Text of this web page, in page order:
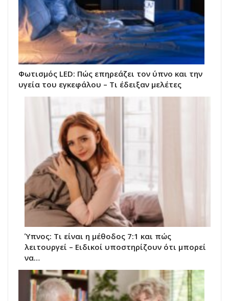
Φωτισμός LED: Πώς επηρεάζει τον ύπνο και την
υγεία του εγκεφάλου – Τι έδειξαν μελέτες
Ύπνος: Τι είναι η μέθοδος 7:1 και πώς
λειτουργεί – Ειδικοί υποστηρίζουν ότι μπορεί
να…